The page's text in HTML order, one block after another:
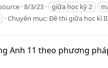
8/3/23 giữa học kỳ 2
Chuyên mục:Đề thi giữa học kì II
Anh 11 theo phương